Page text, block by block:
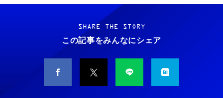
Grithope イヤホン タイプC【2026新モデル
耐久性】 有線イヤホン マイク付き HiFi音質
ノイズ低減 重低音 遅延なし
￥949
タイプc 寝ホンイヤホン 寝ホン type-c 有線
睡眠用イヤホン 【音質強化バージョン
霊界コミュニケーションロボット BAKETAN
WARASHI ばけたん ワラシ 改 KAI
￥5,400
M10SR AIペット（コミュニケーションロボッ
ト）
SHARE THE STORY
この記事をみんなにシェア